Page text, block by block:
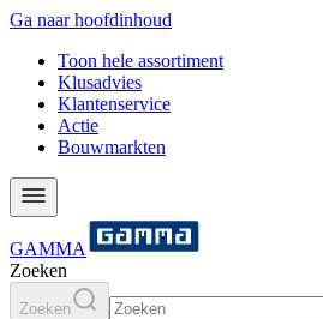
Ga naar hoofdinhoud
Toon hele assortiment
Klusadvies
Klantenservice
Actie
Bouwmarkten
GAMMA
Zoeken
Zoeken